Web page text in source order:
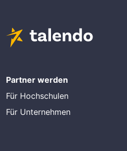
Partner werden
Für Hochschulen
Für Unternehmen